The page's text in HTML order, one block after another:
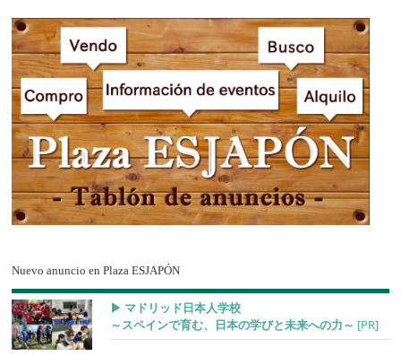
Nuevo anuncio en Plaza ESJAPÓN
▶︎ マドリッド日本人学校
～スペインで育む、日本の学びと未来への力～ [PR]